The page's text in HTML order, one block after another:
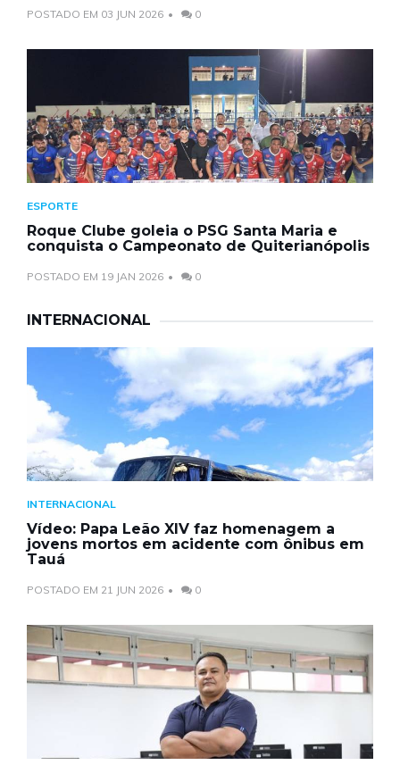
POSTADO EM 03 JUN 2026 0
ESPORTE
Roque Clube goleia o PSG Santa Maria e
conquista o Campeonato de Quiterianópolis
POSTADO EM 19 JAN 2026 0
INTERNACIONAL
INTERNACIONAL
Vídeo: Papa Leão XIV faz homenagem a
jovens mortos em acidente com ônibus em
Tauá
POSTADO EM 21 JUN 2026 0